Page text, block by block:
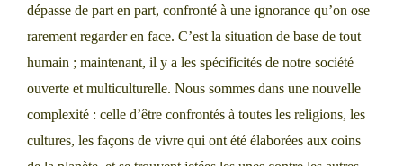
dépasse de part en part, confronté à une ignorance qu’on ose
rarement regarder en face. C’est la situation de base de tout
humain ; maintenant, il y a les spécificités de notre société
ouverte et multiculturelle. Nous sommes dans une nouvelle
complexité : celle d’être confrontés à toutes les religions, les
cultures, les façons de vivre qui ont été élaborées aux coins